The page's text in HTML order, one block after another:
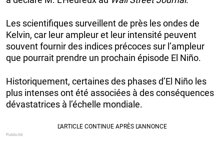
Les scientifiques surveillent de près les ondes de
Kelvin, car leur ampleur et leur intensité peuvent
souvent fournir des indices précoces sur l’ampleur
que pourrait prendre un prochain épisode El Niño.
Historiquement, certaines des phases d’El Niño les
plus intenses ont été associées à des conséquences
dévastatrices à l’échelle mondiale.